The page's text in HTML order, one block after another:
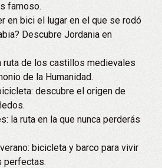
famoso.
en bici el lugar en el que se rodó
Descubre Jordania en
ruta de los castillos medievales
de la Humanidad.
descubre el origen de
la ruta en la que nunca perderás
bicicleta y barco para vivir
perfectas.